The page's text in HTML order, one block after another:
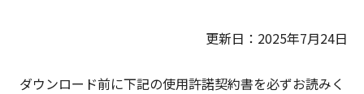
更新日：2025年7月24日
ダウンロード前に下記の使用許諾契約書を必ずお読みく